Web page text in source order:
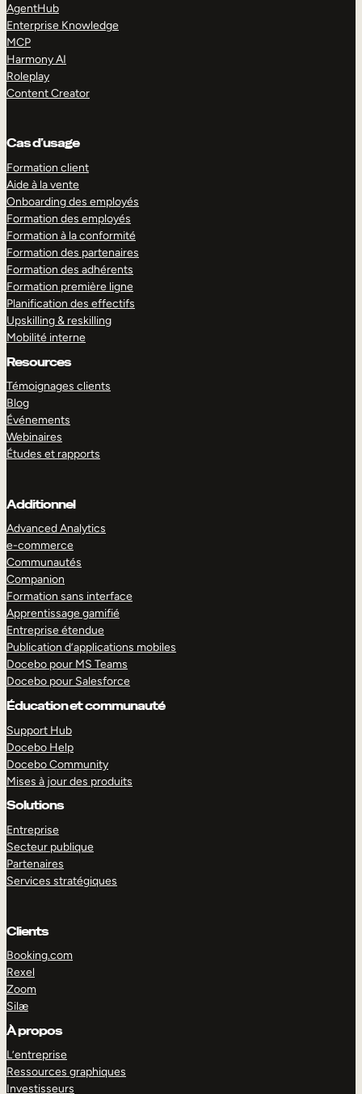
AgentHub
Enterprise Knowledge
MCP
Harmony AI
Roleplay
Content Creator
Cas d’usage
Formation client
Aide à la vente
Onboarding des employés
Formation des employés
Formation à la conformité
Formation des partenaires
Formation des adhérents
Formation première ligne
Planification des effectifs
Upskilling & reskilling
Mobilité interne
Resources
Témoignages clients
Blog
Événements
Webinaires
Études et rapports
Additionnel
Advanced Analytics
e-commerce
Communautés
Companion
Formation sans interface
Apprentissage gamifié
Entreprise étendue
Publication d’applications mobiles
Docebo pour MS Teams
Docebo pour Salesforce
Éducation et communauté
Support Hub
Docebo Help
Docebo Community
Mises à jour des produits
Solutions
Entreprise
Secteur publique
Partenaires
Services stratégiques
Clients
Booking.com
Rexel
Zoom
Silæ
À propos
L’entreprise
Ressources graphiques
Investisseurs